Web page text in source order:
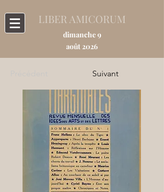
LIBER AMICORUM
dimanche 9
août 2026
Suivant